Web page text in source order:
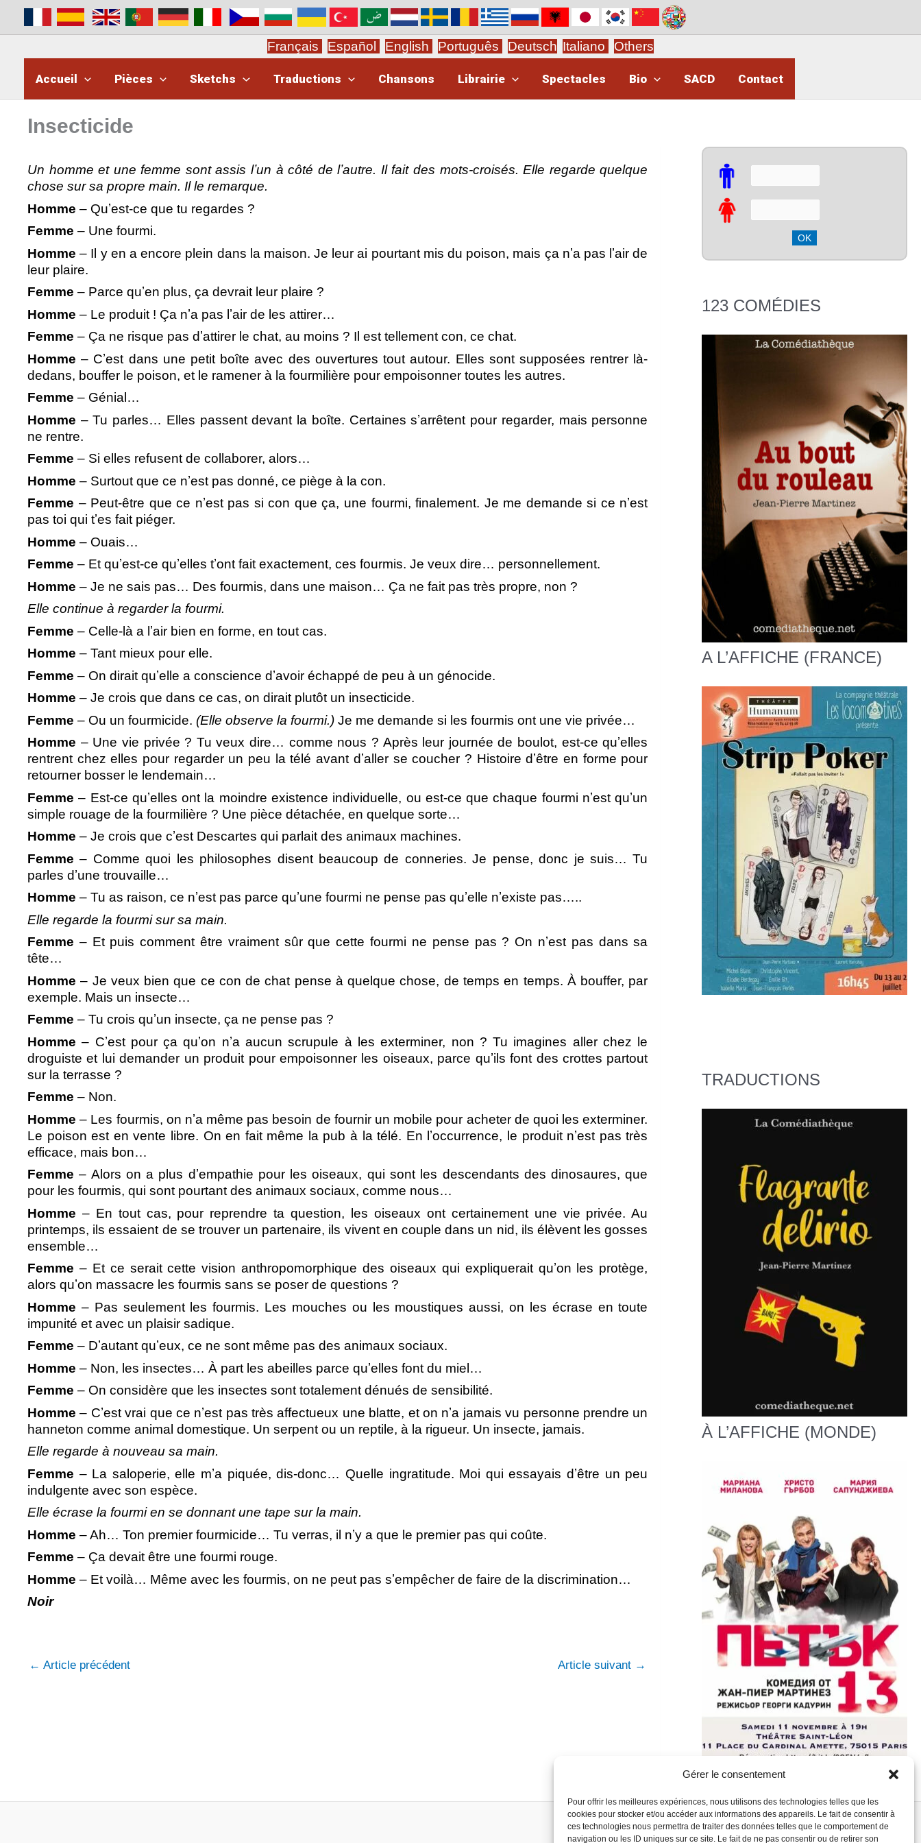
Gérer le consentement
Pour offrir les meilleures expériences, nous utilisons des technologies telles que les
cookies pour stocker et/ou accéder aux informations des appareils. Le fait de consentir à
ces technologies nous permettra de traiter des données telles que le comportement de
navigation ou les ID uniques sur ce site. Le fait de ne pas consentir ou de retirer son
contenu
Français Español English Português Deutsch Italiano Others
Accueil Pièces Sketchs Traductions Chansons Librairie Spectacles Bio SACD Contact
Insecticide
Un homme et une femme sont assis lʼun à côté de lʼautre. Il fait des mots-croisés. Elle regarde quelque
chose sur sa propre main. Il le remarque.
Homme – Quʼest-ce que tu regardes ?
Femme – Une fourmi.
Homme – Il y en a encore plein dans la maison. Je leur ai pourtant mis du poison, mais ça nʼa pas lʼair de
leur plaire.
Femme – Parce quʼen plus, ça devrait leur plaire ?
Homme – Le produit ! Ça nʼa pas lʼair de les attirer…
Femme – Ça ne risque pas dʼattirer le chat, au moins ? Il est tellement con, ce chat.
Homme – Cʼest dans une petit boîte avec des ouvertures tout autour. Elles sont supposées rentrer là-
dedans, bouffer le poison, et le ramener à la fourmilière pour empoisonner toutes les autres.
Femme – Génial…
Homme – Tu parles… Elles passent devant la boîte. Certaines sʼarrêtent pour regarder, mais personne
ne rentre.
Femme – Si elles refusent de collaborer, alors…
Homme – Surtout que ce nʼest pas donné, ce piège à la con.
Femme – Peut-être que ce nʼest pas si con que ça, une fourmi, finalement. Je me demande si ce nʼest
pas toi qui tʼes fait piéger.
Homme – Ouais…
Femme – Et quʼest-ce quʼelles tʼont fait exactement, ces fourmis. Je veux dire… personnellement.
Homme – Je ne sais pas… Des fourmis, dans une maison… Ça ne fait pas très propre, non ?
Elle continue à regarder la fourmi.
Femme – Celle-là a lʼair bien en forme, en tout cas.
Homme – Tant mieux pour elle.
Femme – On dirait quʼelle a conscience dʼavoir échappé de peu à un génocide.
Homme – Je crois que dans ce cas, on dirait plutôt un insecticide.
Femme – Ou un fourmicide. (Elle observe la fourmi.) Je me demande si les fourmis ont une vie privée…
Homme – Une vie privée ? Tu veux dire… comme nous ? Après leur journée de boulot, est-ce quʼelles
rentrent chez elles pour regarder un peu la télé avant dʼaller se coucher ? Histoire dʼêtre en forme pour
retourner bosser le lendemain…
Femme – Est-ce quʼelles ont la moindre existence individuelle, ou est-ce que chaque fourmi nʼest quʼun
simple rouage de la fourmilière ? Une pièce détachée, en quelque sorte…
Homme – Je crois que cʼest Descartes qui parlait des animaux machines.
Femme – Comme quoi les philosophes disent beaucoup de conneries. Je pense, donc je suis… Tu
parles dʼune trouvaille…
Homme – Tu as raison, ce nʼest pas parce quʼune fourmi ne pense pas quʼelle nʼexiste pas…..
Elle regarde la fourmi sur sa main.
Femme – Et puis comment être vraiment sûr que cette fourmi ne pense pas ? On nʼest pas dans sa
tête…
Homme – Je veux bien que ce con de chat pense à quelque chose, de temps en temps. À bouffer, par
exemple. Mais un insecte…
Femme – Tu crois quʼun insecte, ça ne pense pas ?
Homme – Cʼest pour ça quʼon nʼa aucun scrupule à les exterminer, non ? Tu imagines aller chez le
droguiste et lui demander un produit pour empoisonner les oiseaux, parce quʼils font des crottes partout
sur la terrasse ?
Femme – Non.
Homme – Les fourmis, on nʼa même pas besoin de fournir un mobile pour acheter de quoi les exterminer.
Le poison est en vente libre. On en fait même la pub à la télé. En lʼoccurrence, le produit nʼest pas très
efficace, mais bon…
Femme – Alors on a plus dʼempathie pour les oiseaux, qui sont les descendants des dinosaures, que
pour les fourmis, qui sont pourtant des animaux sociaux, comme nous…
Homme – En tout cas, pour reprendre ta question, les oiseaux ont certainement une vie privée. Au
printemps, ils essaient de se trouver un partenaire, ils vivent en couple dans un nid, ils élèvent les gosses
ensemble…
Femme – Et ce serait cette vision anthropomorphique des oiseaux qui expliquerait quʼon les protège,
alors quʼon massacre les fourmis sans se poser de questions ?
Homme – Pas seulement les fourmis. Les mouches ou les moustiques aussi, on les écrase en toute
impunité et avec un plaisir sadique.
Femme – Dʼautant quʼeux, ce ne sont même pas des animaux sociaux.
Homme – Non, les insectes… À part les abeilles parce quʼelles font du miel…
Femme – On considère que les insectes sont totalement dénués de sensibilité.
Homme – Cʼest vrai que ce nʼest pas très affectueux une blatte, et on nʼa jamais vu personne prendre un
hanneton comme animal domestique. Un serpent ou un reptile, à la rigueur. Un insecte, jamais.
Elle regarde à nouveau sa main.
Femme – La saloperie, elle mʼa piquée, dis-donc… Quelle ingratitude. Moi qui essayais dʼêtre un peu
indulgente avec son espèce.
Elle écrase la fourmi en se donnant une tape sur la main.
Homme – Ah… Ton premier fourmicide… Tu verras, il nʼy a que le premier pas qui coûte.
Femme – Ça devait être une fourmi rouge.
Homme – Et voilà… Même avec les fourmis, on ne peut pas sʼempêcher de faire de la discrimination…
Noir
← Article précédent Article suivant →
123 COMÉDIES
A L’AFFICHE (FRANCE)
TRADUCTIONS
À L’AFFICHE (MONDE)